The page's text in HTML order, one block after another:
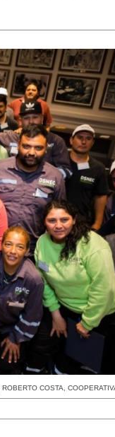
,ROBERTO COSTA ,